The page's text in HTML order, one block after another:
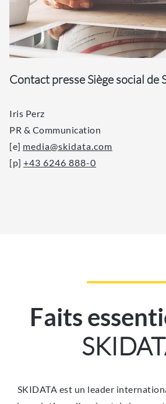
Contact presse Siège social de
Iris Perz
PR & Communication
[e] media@skidata.com
[p] +43 6246 888-0
Faits
SKIDATA est un leader